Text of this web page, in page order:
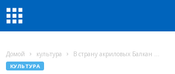
Домой культура В страну акриловых Балкан …
КУЛЬТУРА